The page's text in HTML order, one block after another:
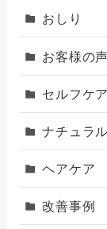
おしり
お客様の声
セルフケア
ナチュラ
ヘアケア
改善事例